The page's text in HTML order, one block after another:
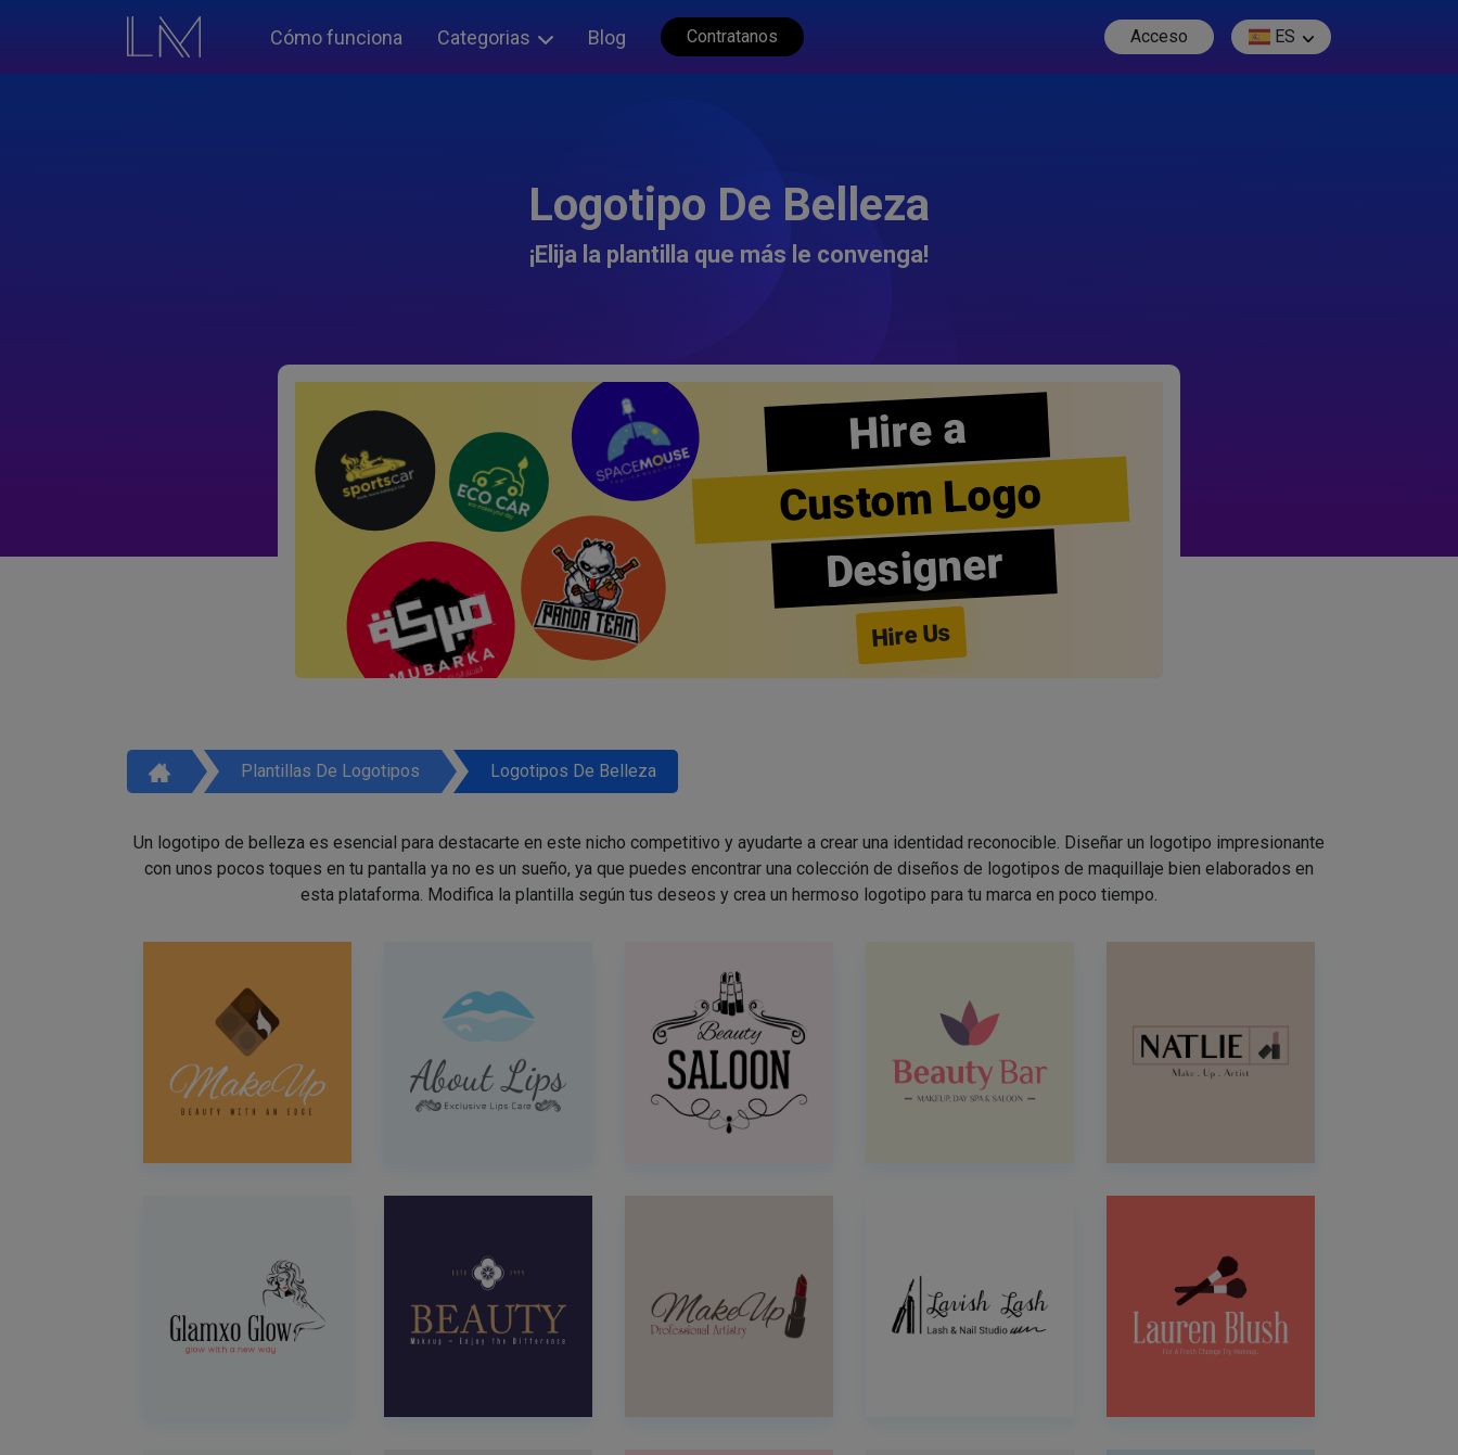
Cómo funciona Categorias Blog Contratanos Acceso ES
Logotipo De Belleza
¡Elija la plantilla que más le convenga!
Hire a
Custom Logo
Designer
Hire Us
Plantillas De Logotipos Logotipos De Belleza
Un logotipo de belleza es esencial para destacarte en este nicho competitivo y ayudarte a crear una identidad reconocible. Diseñar un logotipo impresionante
con unos pocos toques en tu pantalla ya no es un sueño, ya que puedes encontrar una colección de diseños de logotipos de maquillaje bien elaborados en
esta plataforma. Modifica la plantilla según tus deseos y crea un hermoso logotipo para tu marca en poco tiempo.